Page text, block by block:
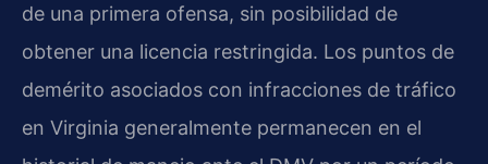
de una primera ofensa, sin posibilidad de
obtener una licencia restringida. Los puntos de
demérito asociados con infracciones de tráfico
en Virginia generalmente permanecen en el